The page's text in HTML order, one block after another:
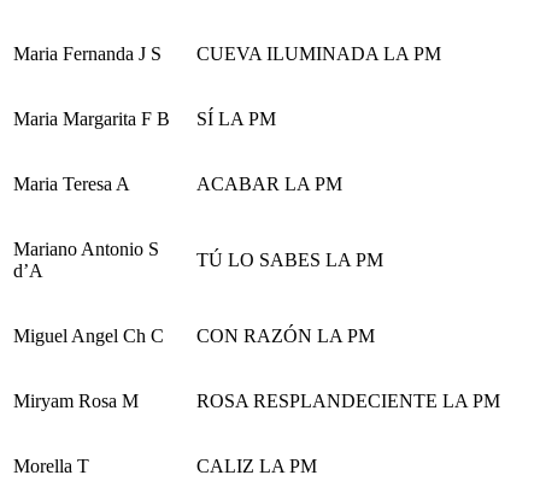
Maria Fernanda J S CUEVA ILUMINADA LA PM
Maria Margarita F B SÍ LA PM
Maria Teresa A ACABAR LA PM
Mariano Antonio S
d’A
TÚ LO SABES LA PM
Miguel Angel Ch C CON RAZÓN LA PM
Miryam Rosa M ROSA RESPLANDECIENTE LA PM
Morella T CALIZ LA PM